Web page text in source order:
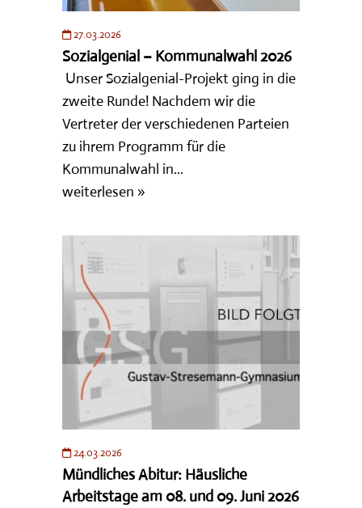
27.03.2026
Sozialgenial – Kommunalwahl 2026
Unser Sozialgenial-Projekt ging in die
zweite Runde! Nachdem wir die
Vertreter der verschiedenen Parteien
zu ihrem Programm für die
Kommunalwahl in...
weiterlesen »
24.03.2026
Mündliches Abitur: Häusliche
Arbeitstage am 08. und 09. Juni 2026